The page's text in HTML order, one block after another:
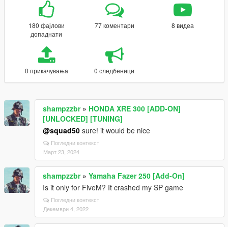
180 фајлови
допаднати
77 коментари 8 видеа
0 прикачувања 0 следбеници
shampzzbr» HONDA XRE 300 [ADD-ON]
[UNLOCKED] [TUNING]
@squad50 sure! it would be nice
Погледни контекст
Март 23, 2024
shampzzbr» Yamaha Fazer 250 [Add-On]
Is it only for FiveM? It crashed my SP game
Погледни контекст
Декември 4, 2022